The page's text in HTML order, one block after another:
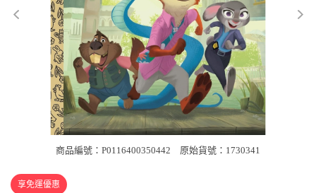
商品編號：P0116400350442 原始貨號：1730341
享免運優惠